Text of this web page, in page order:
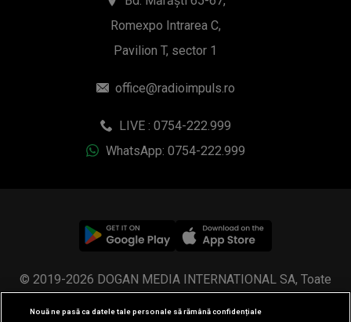
Romexpo Intrarea C,
Pavilion T, sector 1
office@radioimpuls.ro
LIVE : 0754-222.999
WhatsApp: 0754-222.999
© 2019-2026 DOGAN MEDIA INTERNATIONAL SA, Toate
drepturile rezervate.
Nouă ne pasă ca datele tale personale să rămână confidențiale